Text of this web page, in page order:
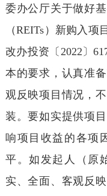
委办公厅关于做好
（REITs）新购入
改办投资〔2022〕
本的要求，认真准
观反映项目情况，
装。要如实提供项
响项目收益的各项
平。如发起人（原
实、全面、客观反